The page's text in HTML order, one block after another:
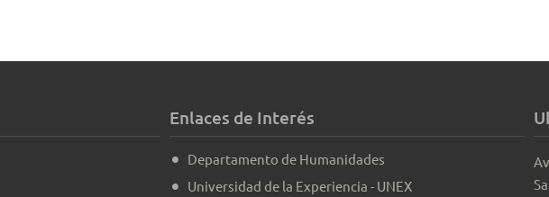
Enlaces de Interés
Departamento de Humanidades
Universidad de la Experiencia - UNEX